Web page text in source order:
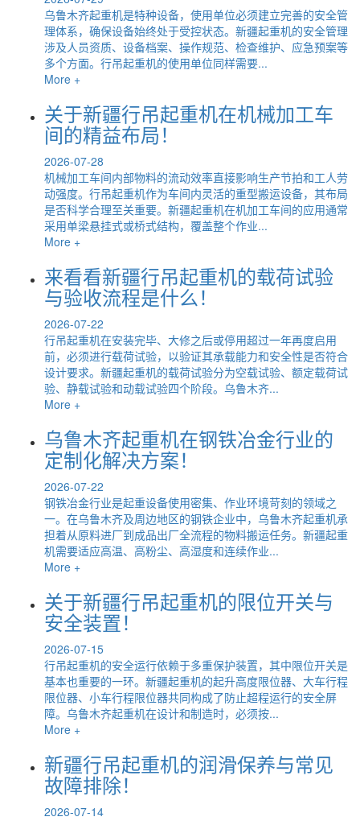
乌鲁木齐起重机是特种设备，使用单位必须建立完善的安全管
理体系，确保设备始终处于受控状态。新疆起重机的安全管理
涉及人员资质、设备档案、操作规范、检查维护、应急预案等
多个方面。行吊起重机的使用单位同样需要...
More +
关于新疆行吊起重机在机械加工车
间的精益布局！
2026-07-28
机械加工车间内部物料的流动效率直接影响生产节拍和工人劳
动强度。行吊起重机作为车间内灵活的重型搬运设备，其布局
是否科学合理至关重要。新疆起重机在机加工车间的应用通常
采用单梁悬挂式或桥式结构，覆盖整个作业...
More +
来看看新疆行吊起重机的载荷试验
与验收流程是什么！
2026-07-22
行吊起重机在安装完毕、大修之后或停用超过一年再度启用
前，必须进行载荷试验，以验证其承载能力和安全性是否符合
设计要求。新疆起重机的载荷试验分为空载试验、额定载荷试
验、静载试验和动载试验四个阶段。乌鲁木齐...
More +
乌鲁木齐起重机在钢铁冶金行业的
定制化解决方案！
2026-07-22
钢铁冶金行业是起重设备使用密集、作业环境苛刻的领域之
一。在乌鲁木齐及周边地区的钢铁企业中，乌鲁木齐起重机承
担着从原料进厂到成品出厂全流程的物料搬运任务。新疆起重
机需要适应高温、高粉尘、高湿度和连续作业...
More +
关于新疆行吊起重机的限位开关与
安全装置！
2026-07-15
行吊起重机的安全运行依赖于多重保护装置，其中限位开关是
基本也重要的一环。新疆起重机的起升高度限位器、大车行程
限位器、小车行程限位器共同构成了防止超程运行的安全屏
障。乌鲁木齐起重机在设计和制造时，必须按...
More +
新疆行吊起重机的润滑保养与常见
故障排除！
2026-07-14